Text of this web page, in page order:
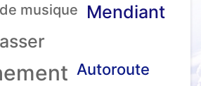
musique Mendiant
Autoroute